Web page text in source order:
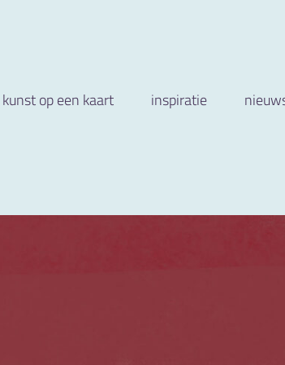
kunst op een kaart inspiratie